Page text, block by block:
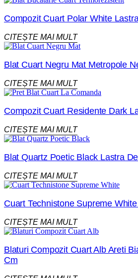
Compozit Cuart Polar White
CITEȘTE MAI MULT
Blat Cuart Negru Mat Metropole
CITEȘTE MAI MULT
Compozit Cuart Residente Dark
CITEȘTE MAI MULT
Blat Quartz Poetic Black Lastra
CITEȘTE MAI MULT
Cuart Technistone Supreme
CITEȘTE MAI MULT
Blaturi Compozit Cuart Alb Areti
Cm